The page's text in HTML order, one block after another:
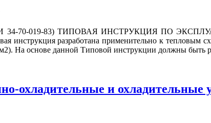
34-70-019-83) ТИПОВАЯ ИНСТРУКЦИЯ ПО
инструкция разработана применительно к тепловым
На основе данной Типовой инструкции должны быть
охладительные и охладительные